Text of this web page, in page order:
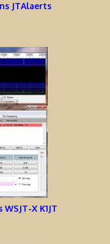
JTAlaerts
X K1JT